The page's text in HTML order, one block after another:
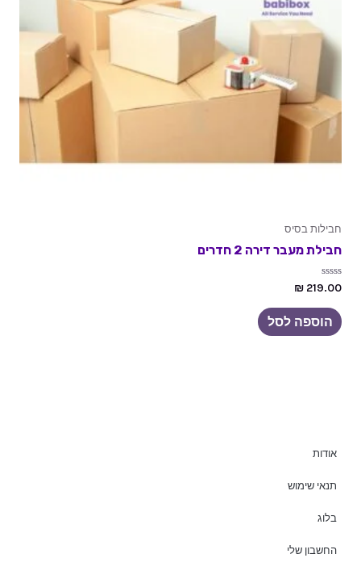
חבילות בסיס
חבילת מעבר דירה 2 חדרים
דורג
מתוך
5
₪ 219.00
הוספה לסל
אודות
תנאי שימוש
בלוג
החשבון שלי